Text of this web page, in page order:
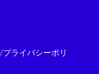
ライバシーポリ